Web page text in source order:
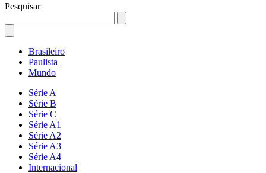
Pesquisar
Brasileiro
Paulista
Mundo
Série A
Série B
Série C
Série A1
Série A2
Série A3
Série A4
Internacional